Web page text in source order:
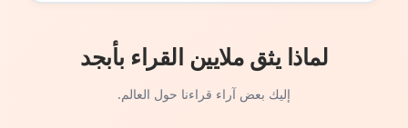
لماذا يثق ملايين القراء بأبجد
إليك بعض آراء قراءنا حول العالم.